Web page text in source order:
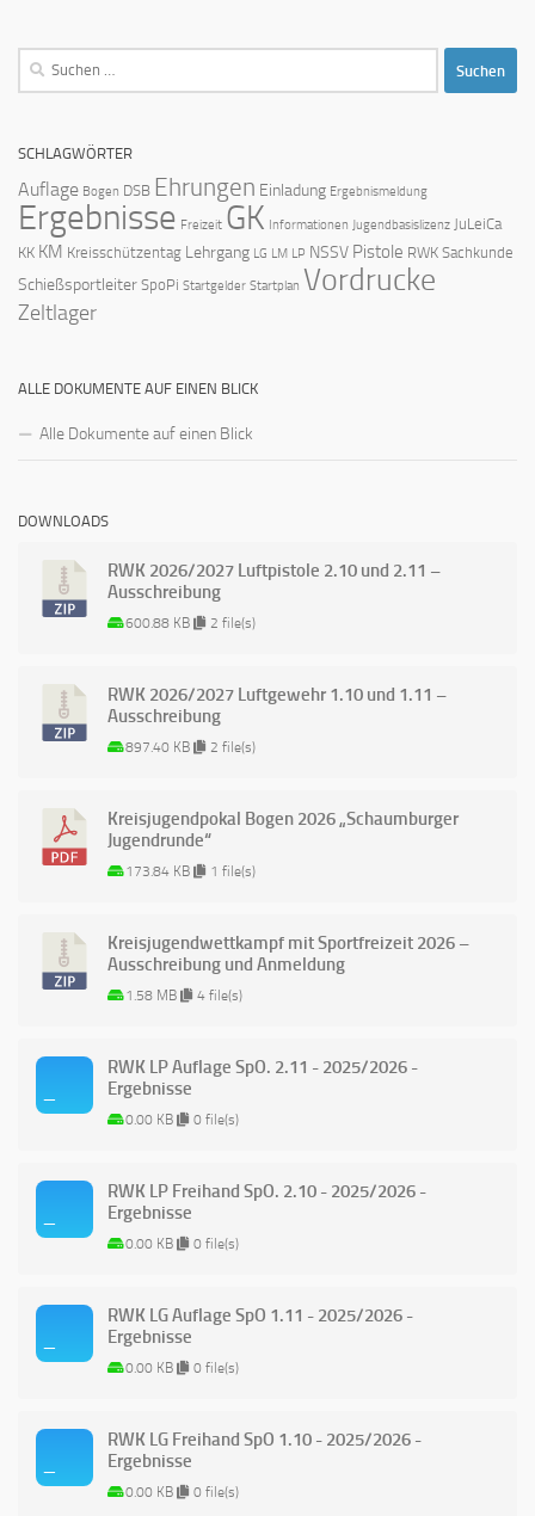
Suchen
SCHLAGWÖRTER
Auflage Bogen DSB Ehrungen Einladung Ergebnismeldung
Ergebnisse Freizeit GK Informationen Jugendbasislizenz JuLeiCa
KK KM Kreisschützentag Lehrgang LG LM LP NSSV Pistole RWK Sachkunde
Schießsportleiter SpoPi Startgelder Startplan Vordrucke
Zeltlager
ALLE DOKUMENTE AUF EINEN BLICK
Alle Dokumente auf einen Blick
DOWNLOADS
RWK 2026/2027 Luftpistole 2.10 und 2.11 –
Ausschreibung
600.88 KB 2 file(s)
RWK 2026/2027 Luftgewehr 1.10 und 1.11 –
Ausschreibung
897.40 KB 2 file(s)
Kreisjugendpokal Bogen 2026 „Schaumburger
Jugendrunde“
173.84 KB 1 file(s)
Kreisjugendwettkampf mit Sportfreizeit 2026 –
Ausschreibung und Anmeldung
1.58 MB 4 file(s)
RWK LP Auflage SpO. 2.11 - 2025/2026 -
Ergebnisse
0.00 KB 0 file(s)
RWK LP Freihand SpO. 2.10 - 2025/2026 -
Ergebnisse
0.00 KB 0 file(s)
RWK LG Auflage SpO 1.11 - 2025/2026 -
Ergebnisse
0.00 KB 0 file(s)
RWK LG Freihand SpO 1.10 - 2025/2026 -
Ergebnisse
0.00 KB 0 file(s)